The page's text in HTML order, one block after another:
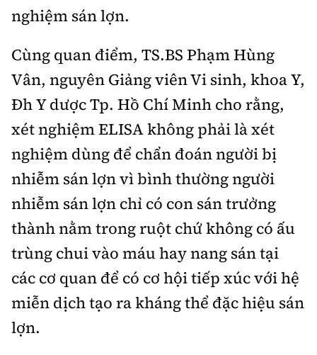
nghiệm sán lợn.
Cùng quan điểm, TS.BS Phạm Hùng
Vân, nguyên Giảng viên Vi sinh, khoa Y,
Đh Y dược Tp. Hồ Chí Minh cho rằng,
xét nghiệm ELISA không phải là xét
nghiệm dùng để chẩn đoán người bị
nhiễm sán lợn vì bình thường người
nhiễm sán lợn chỉ có con sán trưởng
thành nằm trong ruột chứ không có ấu
trùng chui vào máu hay nang sán tại
các cơ quan để có cơ hội tiếp xúc với hệ
miễn dịch tạo ra kháng thể đặc hiệu sán
lợn.